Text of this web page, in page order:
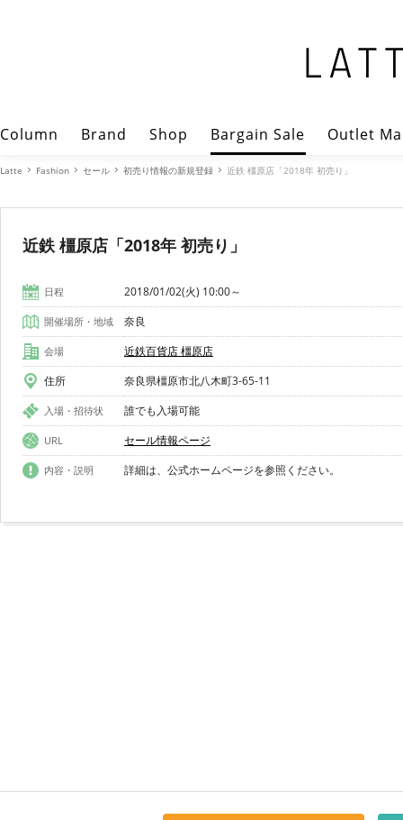
Column Brand Shop Bargain Sale Outlet
Latte Fashion セール 初売り情報の新規登録 近鉄 橿原店「2018年 初売り」
近鉄 橿原店「2018年 初売り」
日程 2018/01/02(火) 10:00～
開催場所・地域 奈良
会場
近鉄百貨店 橿原店
住所
奈良県橿原市北八木町3-65-11
入場・招待状 誰でも入場可能
URL セール情報ページ
内容・説明 詳細は、公式ホームページを参照ください。